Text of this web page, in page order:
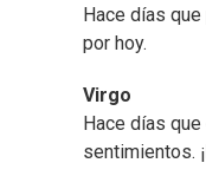
Hace días
por hoy.
Virgo
Hace días
sentimientos.